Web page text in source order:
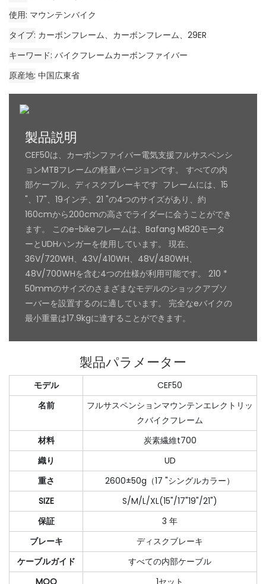
使用 マウンテンバイク
タイプ カーボンフレーム、カーボンフレーム、29ER
キーワード バイクフレームカーボンファイバー
原産地 中国広東省
製品説明
CEF50は、カーボンファイバー電気支援フルサスペンシ
ョンMTBフレームの軽量バージョンです。 すべての内
部ケーブル、ディスクブレーキです フレームには、15
"、17"、19インチ、21 "の4つのサイズがあり、約
160cmから200cmの高さでライダーに会うことができ
ます。 このe-bikeフレームは、Bafang M820モータ
ーとUDHハンガーを使用しています。 現在、
36V/720WH、43V/410WH、48V/480WH、
48V/700WHを含む4つの仕様が利用可能です。 210 *
50mmのサイズのさまざまなモデルのショックアブソ
ーバーを設置するのに適しています。 完全なeバイクの
最小重量は17.9kgに達することができます。
製品パラメーター
モデル
CEF50
名前
フルサスペンションマウンテンエレクトリッ
クバイクフレーム
材料
炭素繊維t700
織り
UD
重さ
2600±50g（17 "シングルカラー）
SIZE
S/M/L/XL(15"/17"19"/21")
保証
3 年
ブレーキ
ディスクブレーキ
ケーブルガイド
すべての内部ケーブル